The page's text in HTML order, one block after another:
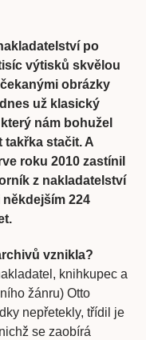
po
výtisků skvělou
obrázky
už klasický
nám bohužel
takřka stačit. A
roku 2010 zastínil
z nakladatelství
224
vznikla?
knihkupec a
žánru) Otto
nepřetekly, třídil je
se zaobírá